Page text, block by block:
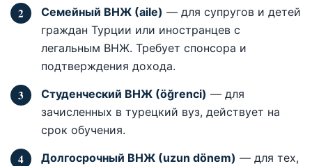
Семейный ВНЖ (aile) — для супругов и детей
граждан Турции или иностранцев с
легальным ВНЖ. Требует спонсора и
подтверждения дохода.
Студенческий ВНЖ (öğrenci) — для
зачисленных в турецкий вуз, действует на
срок обучения.
Долгосрочный ВНЖ (uzun dönem) — для тех,